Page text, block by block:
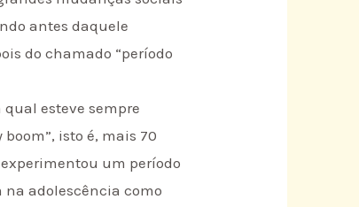
antes daquele
do chamado “período
esteve sempre
isto é, mais 70
um período
na adolescência como